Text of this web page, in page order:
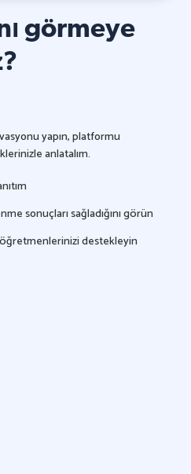
görmeye
yapın, platformu
anlatalım.
sonuçları sağladığını görün
öğretmenlerinizi destekleyin